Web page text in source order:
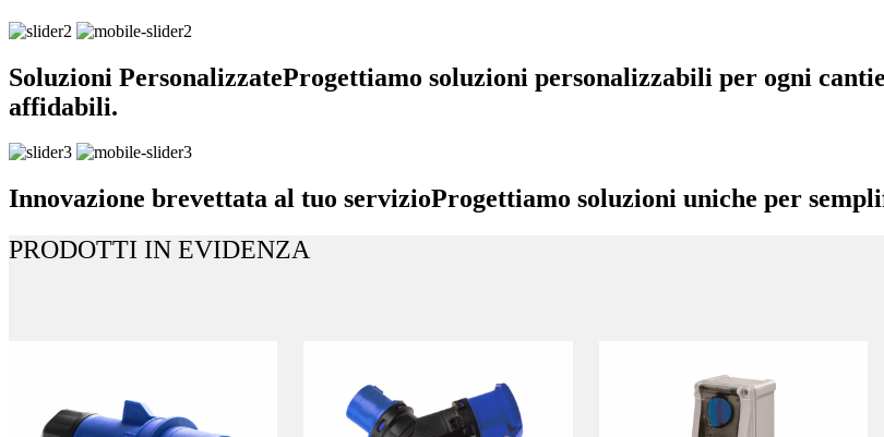
Soluzioni PersonalizzateProgettiamo soluzioni personalizzabili per ogni
affidabili.
Innovazione brevettata al tuo servizioProgettiamo soluzioni uniche per
PRODOTTI IN EVIDENZA